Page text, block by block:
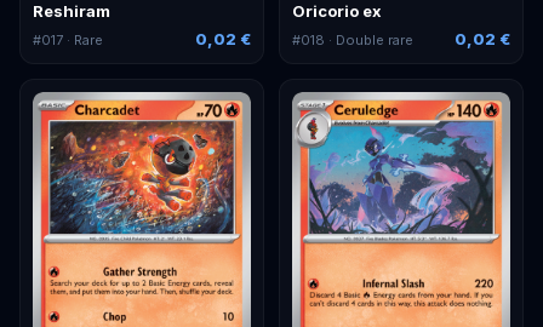
Reshiram
#017 · Rare 0,02 €
Oricorio ex
#018 · Double rare 0,02 €